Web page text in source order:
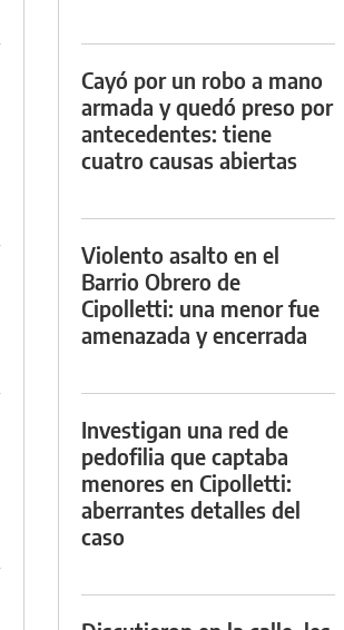
Cayó por un robo a mano
armada y quedó preso por
antecedentes: tiene
cuatro causas abiertas
Violento asalto en el
Barrio Obrero de
Cipolletti: una menor fue
amenazada y encerrada
Investigan una red de
pedofilia que captaba
menores en Cipolletti:
aberrantes detalles del
caso